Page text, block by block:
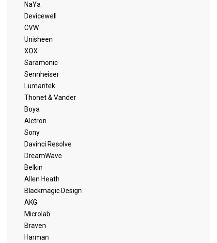
NaYa
Devicewell
CVW
Unisheen
XOX
Saramonic
Sennheiser
Lumantek
Thonet & Vander
Boya
Alctron
Sony
Davinci Resolve
DreamWave
Belkin
Allen Heath
Blackmagic Design
AKG
Microlab
Braven
Harman